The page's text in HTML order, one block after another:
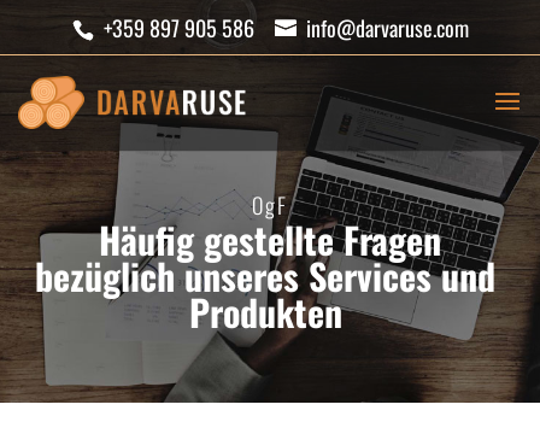
+359 897 905 586 info@darvaruse.com
OgF
Häufig gestellte Fragen
bezüglich unseres Services und
Produkten